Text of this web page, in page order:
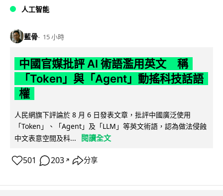
人工智能
藍骨 15 小時
中國官媒批評 AI 術語濫用英文 稱
「Token」與「Agent」動搖科技話語
權
人民網旗下評論於 8 月 6 日發表文章，批評中國廣泛使用
「Token」、「Agent」及「LLM」等英文術語，認為做法侵蝕
中文表意空間及科...
閱讀全文
501 203 ↗ 分享